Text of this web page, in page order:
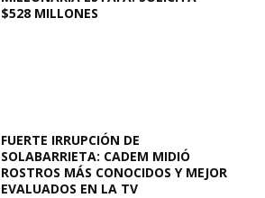
$528 MILLONES
FUERTE IRRUPCIÓN DE
SOLABARRIETA: CADEM MIDIÓ
ROSTROS MÁS CONOCIDOS Y MEJOR
EVALUADOS EN LA TV